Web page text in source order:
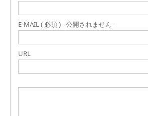
E-MAIL ( 必須 ) - 公開されません -
URL